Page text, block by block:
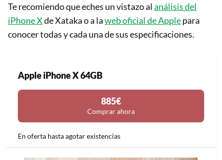
Te recomiendo que eches un vistazo al análisis del
iPhone Xde Xataka o a laweb oficial de Applepara
conocer todas y cada una de sus especificaciones.
Apple iPhone X 64GB
885€
Comprar ahora
En oferta hasta agotar existencias